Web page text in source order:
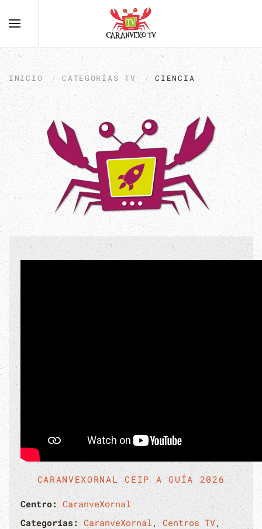
INICIO CATEGORÍAS TV CIENCIA
CARANVEXORNAL CEIP A GUÍA 2026
Centro: CaranveXornal
Categorías:CaranveXornal,Centros TV,